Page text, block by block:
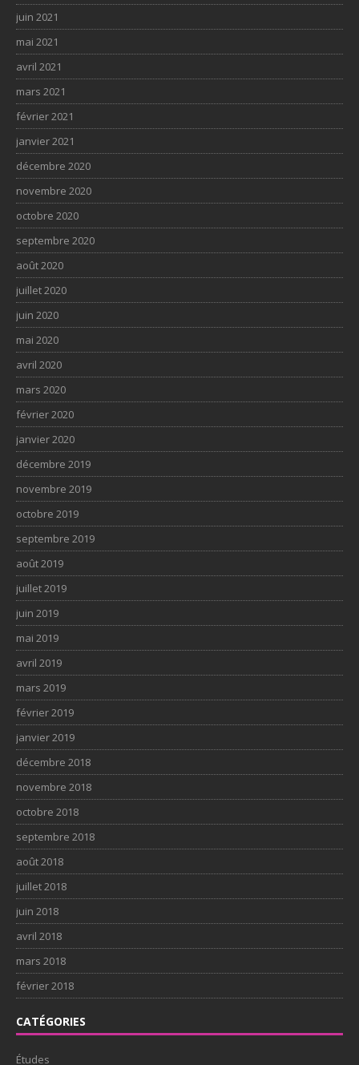
juin 2021
mai 2021
avril 2021
mars 2021
février 2021
janvier 2021
décembre 2020
novembre 2020
octobre 2020
septembre 2020
août 2020
juillet 2020
juin 2020
mai 2020
avril 2020
mars 2020
février 2020
janvier 2020
décembre 2019
novembre 2019
octobre 2019
septembre 2019
août 2019
juillet 2019
juin 2019
mai 2019
avril 2019
mars 2019
février 2019
janvier 2019
décembre 2018
novembre 2018
octobre 2018
septembre 2018
août 2018
juillet 2018
juin 2018
avril 2018
mars 2018
février 2018
CATÉGORIES
Études